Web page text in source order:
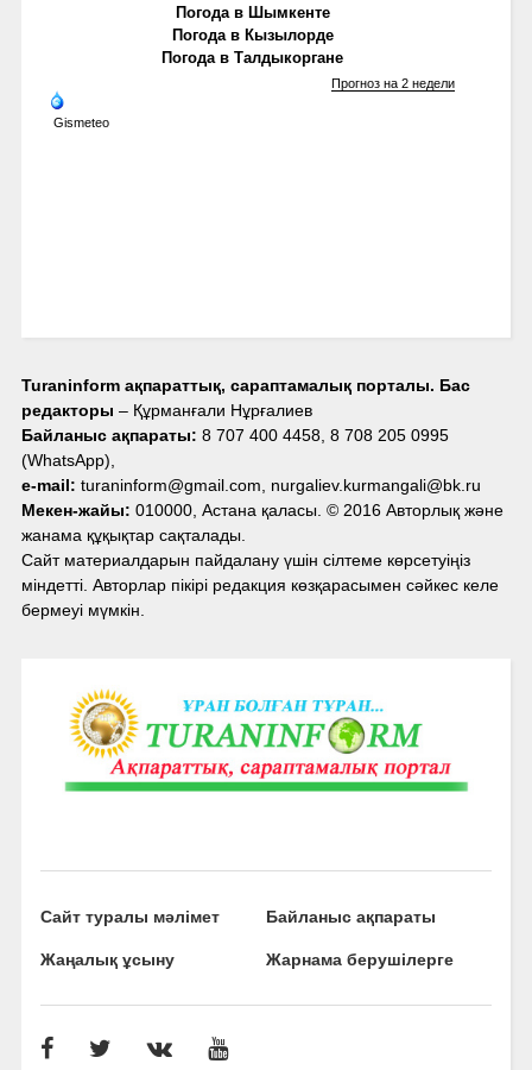
Погода в Шымкенте
Погода в Кызылорде
Погода в Талдыкоргане
Gismeteo
Прогноз на 2 недели
Turaninform ақпараттық, сараптамалық порталы. Бас
редакторы – Құрманғали Нұрғалиев
Байланыс ақпараты: 8 707 400 4458, 8 708 205 0995
(WhatsApp),
e-mail: turaninform@gmail.com, nurgaliev.kurmangali@bk.ru
Мекен-жайы: 010000, Астана қаласы. © 2016 Авторлық және
жанама құқықтар сақталады.
Сайт материалдарын пайдалану үшін сілтеме көрсетуіңіз
міндетті. Авторлар пікірі редакция көзқарасымен сәйкес келе
бермеуі мүмкін.
Сайт туралы мәлімет Байланыс ақпараты
Жаңалық ұсыну Жарнама берушілерге